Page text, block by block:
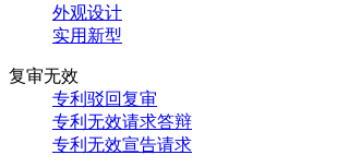
外观设计
实用新型
复审无效
专利驳回复审
专利无效请求答辩
专利无效宣告请求